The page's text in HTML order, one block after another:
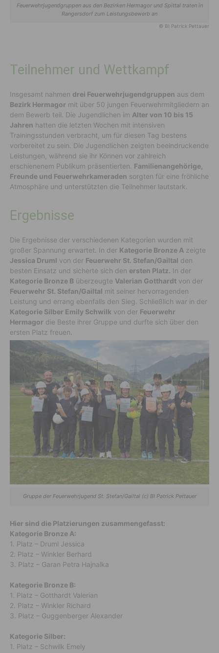
Feuerwehrjugendgruppen aus den Bezirken Hermagor und Spittal traten in
Rangersdorf zum Leistungsbewerb an
© BI Patrick Pettauer
Teilnehmer und Wettkampf
Insgesamt nahmen drei Feuerwehrjugendgruppen aus dem
Bezirk Hermagor mit über 50 jungen Feuerwehrmitgliedern an
dem Bewerb teil. Die Jugendlichen im Alter von 10 bis 15
Jahren hatten die letzten Wochen mit intensiven
Trainingsstunden verbracht, um für diesen Tag bestens
vorbereitet zu sein. Die Jugendlichen zeigten beeindruckende
Leistungen, während sie ihr Können vor zahlreich
erschienenem Publikum präsentierten. Familienangehörige,
Freunde und Feuerwehrkameraden sorgten für eine fröhliche
Atmosphäre und unterstützten die Teilnehmer lautstark.
Ergebnisse
Die Ergebnisse der verschiedenen Kategorien wurden mit
großer Spannung erwartet. In der Kategorie Bronze A zeigte
Jessica Druml von der Feuerwehr St. Stefan/Gailtal den
besten Einsatz und sicherte sich den ersten Platz. In der
Kategorie Bronze B überzeugte Valerian Gotthardt von der
Feuerwehr St. Stefan/Gailtal mit seiner hervorragenden
Leistung und errang ebenfalls den Sieg. Schließlich war in der
Kategorie Silber Emily Schwilk von der Feuerwehr
Hermagor die Beste ihrer Gruppe und durfte sich über den
ersten Platz freuen.
Gruppe der Feuerwehrjugend St. Stefan/Gailtal (c) BI Patrick Pettauer
Hier sind die Platzierungen zusammengefasst:
Kategorie Bronze A:
1. Platz – Druml Jessica
2. Platz – Winkler Berhard
3. Platz – Garan Petra Hajnalka
Kategorie Bronze B:
1. Platz – Gotthardt Valerian
2. Platz – Winkler Richard
3. Platz – Guggenberger Alexander
Kategorie Silber:
1. Platz – Schwilk Emely